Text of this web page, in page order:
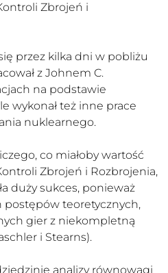
Zbrojeń i
przez kilka dni w pobliżu
z Johnem C.
na podstawie
wykonał też inne prace
nuklearnego.
co miałoby wartość
Zbrojeń i Rozbrojenia,
duży sukces, ponieważ
teoretycznych,
gier z niekompletną
i Stearns).
analizy równowagi